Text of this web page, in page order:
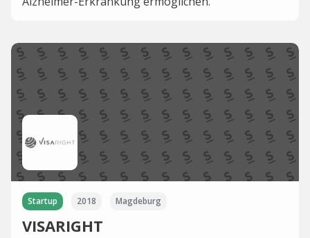
Startup 2018 Magdeburg
VISARIGHT